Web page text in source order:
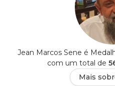
Jean Marcos Sene é
com um total de
Mais